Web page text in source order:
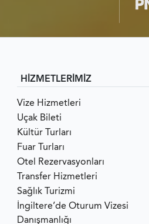
HİZMETLERİMİZ
Vize Hizmetleri
Uçak Bileti
Kültür Turları
Fuar Turları
Otel Rezervasyonları
Transfer Hizmetleri
Sağlık Turizmi
İngiltere’de Oturum Vizesi
Danışmanlığı